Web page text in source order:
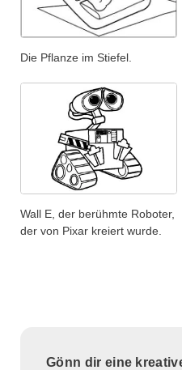
Die Pflanze im Stiefel.
Wall E, der berühmte Roboter,
der von Pixar kreiert wurde.
Gönn dir eine